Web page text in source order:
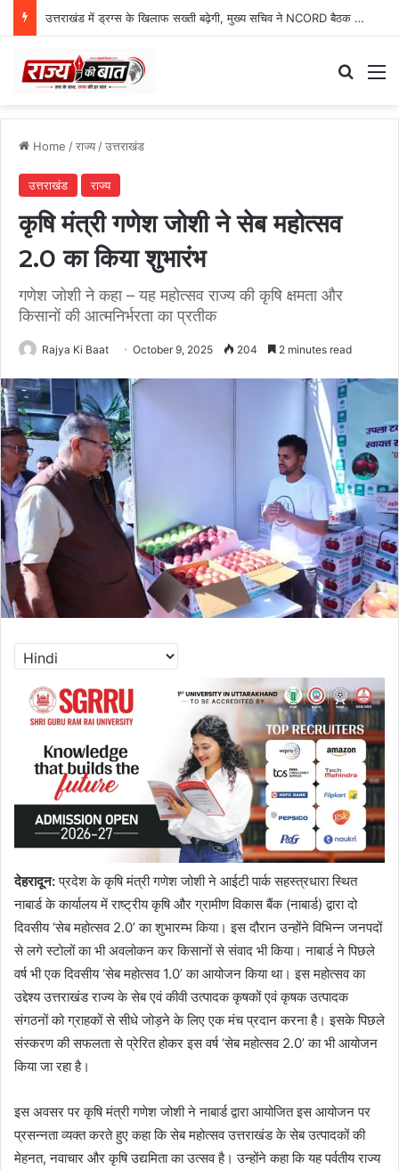
उत्तराखंड में ड्रग्स के खिलाफ सख्ती बढ़ेगी, मुख्य सचिव ने NCORD बैठक में दिए कड़े निर्देश
Home /राज्य/उत्तराखंड
उत्तराखंड राज्य
कृषि मंत्री गणेश जोशी ने सेब महोत्सव
2.0 का किया शुभारंभ
गणेश जोशी ने कहा – यह महोत्सव राज्य की कृषि क्षमता और
किसानों की आत्मनिर्भरता का प्रतीक
Rajya Ki Baat October 9, 2025 204 2 minutes read
देहरादून:प्रदेश के कृषि मंत्री गणेश जोशी ने आईटी पार्क सहस्त्रधारा स्थित
नाबार्ड के कार्यालय में राष्ट्रीय कृषि और ग्रामीण विकास बैंक (नाबार्ड) द्वारा दो
दिवसीय ‘सेब महोत्सव 2.0’ का शुभारम्भ किया। इस दौरान उन्होंने विभिन्न जनपदों
से लगे स्टोलों का भी अवलोकन कर किसानों से संवाद भी किया। नाबार्ड ने पिछले
वर्ष भी एक दिवसीय ‘सेब महोत्सव 1.0’ का आयोजन किया था। इस महोत्सव का
उद्देश्य उत्तराखंड राज्य के सेब एवं कीवी उत्पादक कृषकों एवं कृषक उत्पादक
संगठनों को ग्राहकों से सीधे जोड़ने के लिए एक मंच प्रदान करना है। इसके पिछले
संस्करण की सफलता से प्रेरित होकर इस वर्ष ‘सेब महोत्सव 2.0’ का भी आयोजन
किया जा रहा है।
इस अवसर पर कृषि मंत्री गणेश जोशी ने नाबार्ड द्वारा आयोजित इस आयोजन पर
प्रसन्नता व्यक्त करते हुए कहा कि सेब महोत्सव उत्तराखंड के सेब उत्पादकों की
मेहनत, नवाचार और कृषि उद्यमिता का उत्सव है। उन्होंने कहा कि यह पर्वतीय राज्य